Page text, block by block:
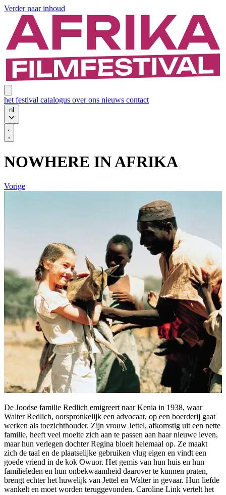
Verder naar inhoud
het festival catalogus over ons nieuws contact
nl
NOWHERE IN AFRIKA
Vorige
De Joodse familie Redlich emigreert naar Kenia in 1938, waar
Walter Redlich, oorspronkelijk een advocaat, op een boerderij gaat
werken als toezichthouder. Zijn vrouw Jettel, afkomstig uit een nette
familie, heeft veel moeite zich aan te passen aan haar nieuwe leven,
maar hun verlegen dochter Regina bloeit helemaal op. Ze maakt
zich de taal en de plaatselijke gebruiken vlug eigen en vindt een
goede vriend in de kok Owuor. Het gemis van hun huis en hun
familieleden en hun onbekwaamheid daarover te kunnen praten,
brengt echter het huwelijk van Jettel en Walter in gevaar. Hun liefde
wankelt en moet worden teruggevonden. Caroline Link vertelt het